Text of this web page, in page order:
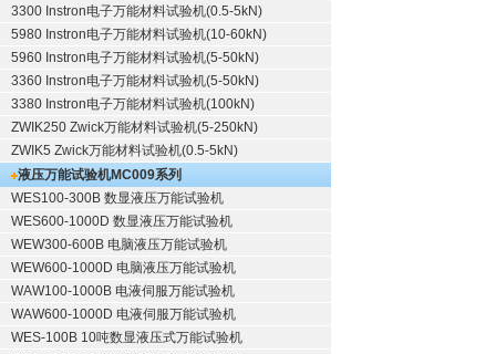
3300 Instron电子万能材料试验机(0.5-5kN)
5980 Instron电子万能材料试验机(10-60kN)
5960 Instron电子万能材料试验机(5-50kN)
3360 Instron电子万能材料试验机(5-50kN)
3380 Instron电子万能材料试验机(100kN)
ZWIK250 Zwick万能材料试验机(5-250kN)
ZWIK5 Zwick万能材料试验机(0.5-5kN)
液压万能试验机MC009系列
WES100-300B 数显液压万能试验机
WES600-1000D 数显液压万能试验机
WEW300-600B 电脑液压万能试验机
WEW600-1000D 电脑液压万能试验机
WAW100-1000B 电液伺服万能试验机
WAW600-1000D 电液伺服万能试验机
WES-100B 10吨数显液压式万能试验机